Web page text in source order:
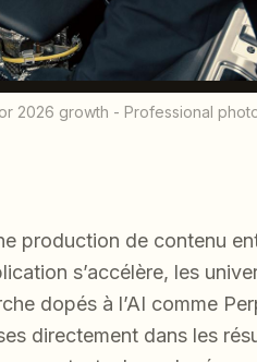
2026 growth - Professional
production de contenu
s’accélère, les
dopés à l’AI comme
directement dans les